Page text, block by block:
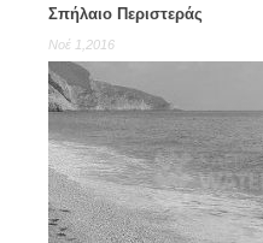
Σπήλαιο Περιστεράς
Νοέ 1,2016